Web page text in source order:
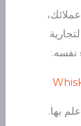
نفسه.
بها.